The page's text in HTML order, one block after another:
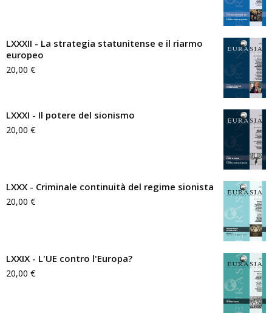
LXXXII - La strategia statunitense e il riarmo
europeo
20,00 €
LXXXI - Il potere del sionismo
20,00 €
LXXX - Criminale continuità del regime sionista
20,00 €
LXXIX - L'UE contro l'Europa?
20,00 €